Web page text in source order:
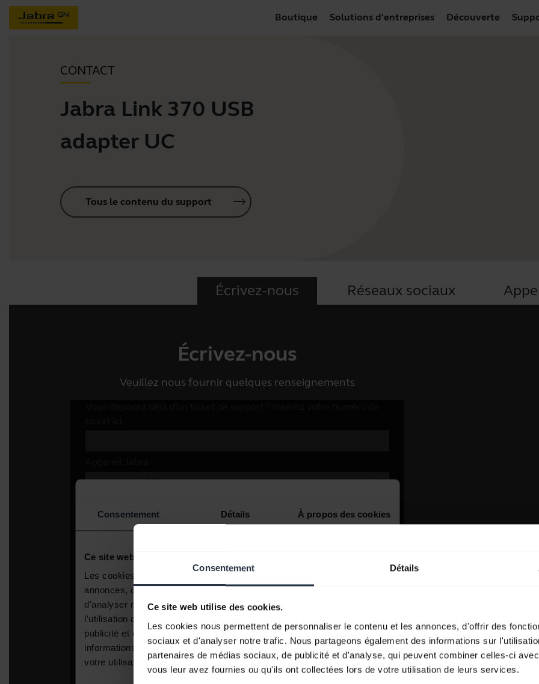
Consentement Détails
Ce site web utilise des cookies.
Les cookies nous permettent de personnaliser le contenu et les annonces, d'offrir des
sociaux et d'analyser notre trafic. Nous partageons également des informations sur
partenaires de médias sociaux, de publicité et d'analyse, qui peuvent combiner celles-ci
vous leur avez fournies ou qu'ils ont collectées lors de votre utilisation de leurs services.
Boutique Solutions d'entreprises Découverte
CONTACT
Jabra Link 370 USB
adapter UC
Tous le contenu du support
Écrivez-nous Réseaux sociaux
Écrivez-nous
Veuillez nous fournir quelques renseignements